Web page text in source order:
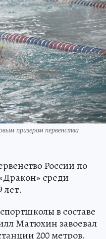
призером первенства
России по
среди
лет.
в составе
Матюхин завоевал
200 метров.